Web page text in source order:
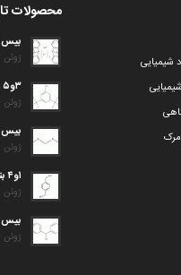
شیمیایی
مرک
محصولات
بیس
ژوئن 24, 2019 - 12:55 ب.ظ
۳و۵ بیس آنیلین| ۸۴۱۱۴۴
ژوئن 24, 2019 - 12:45 ب.ظ
بیس
ژوئن 24, 2019 - 12:31 ب.ظ
۱و۴ بنزن| ۸۴۱۶۸۳
ژوئن 24, 2019 - 12:25 ب.ظ
بیس
ژوئن 24, 2019 - 12:19 ب.ظ